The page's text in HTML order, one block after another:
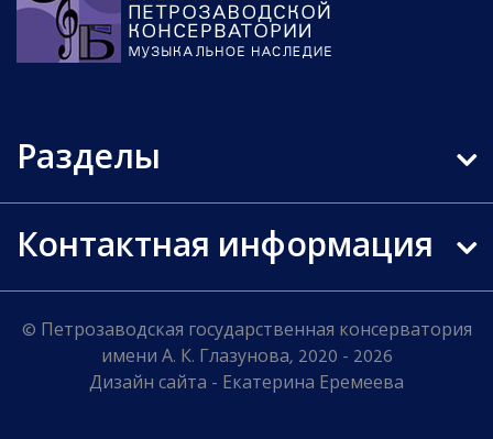
Разделы
Контактная информация
© Петрозаводская государственная консерватория
имени А. К. Глазунова, 2020 - 2026
Дизайн сайта - Екатерина Еремеева